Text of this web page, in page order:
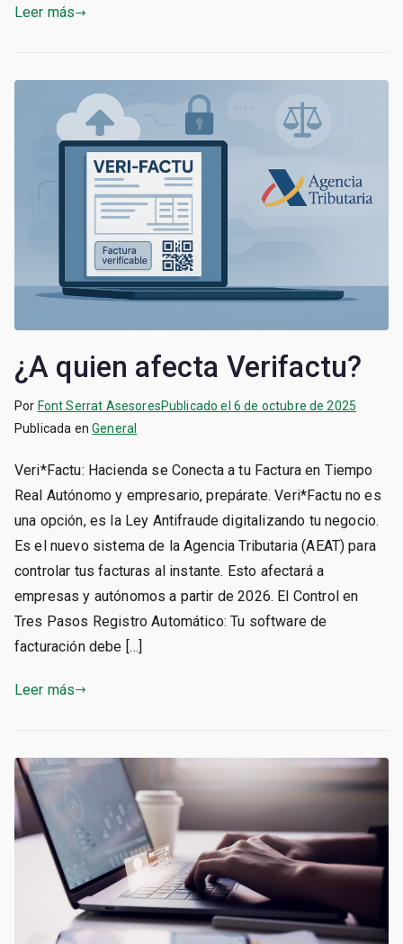
Leer más
¿A quien afecta Verifactu?
Por Font Serrat AsesoresPublicado el 6 de octubre de 2025
Publicada enGeneral
Veri*Factu: Hacienda se Conecta a tu Factura en Tiempo
Real ​Autónomo y empresario, prepárate. Veri*Factu no es
una opción, es la Ley Antifraude digitalizando tu negocio.
Es el nuevo sistema de la Agencia Tributaria (AEAT) para
controlar tus facturas al instante. Esto afectará a
empresas y autónomos a partir de 2026. ​El Control en
Tres Pasos ​Registro Automático: Tu software de
facturación debe […]
Leer más